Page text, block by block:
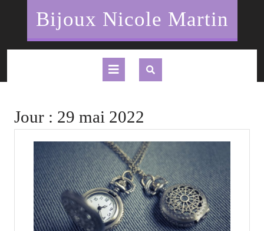
Bijoux Nicole Martin
Open
Jour : 29 mai 2022